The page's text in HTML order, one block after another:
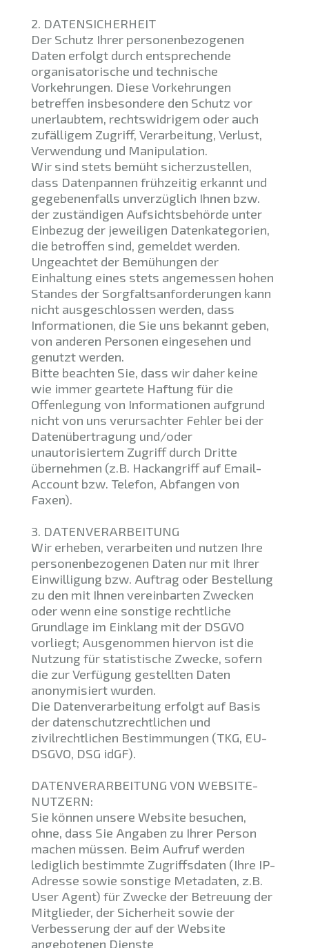
2. DATENSICHERHEIT
Der Schutz Ihrer personenbezogenen
Daten erfolgt durch entsprechende
organisatorische und technische
Vorkehrungen. Diese Vorkehrungen
betreffen insbesondere den Schutz vor
unerlaubtem, rechtswidrigem oder auch
zufälligem Zugriff, Verarbeitung, Verlust,
Verwendung und Manipulation.
Wir sind stets bemüht sicherzustellen,
dass Datenpannen frühzeitig erkannt und
gegebenenfalls unverzüglich Ihnen bzw.
der zuständigen Aufsichtsbehörde unter
Einbezug der jeweiligen Datenkategorien,
die betroffen sind, gemeldet werden.
Ungeachtet der Bemühungen der
Einhaltung eines stets angemessen hohen
Standes der Sorgfaltsanforderungen kann
nicht ausgeschlossen werden, dass
Informationen, die Sie uns bekannt geben,
von anderen Personen eingesehen und
genutzt werden.
Bitte beachten Sie, dass wir daher keine
wie immer geartete Haftung für die
Offenlegung von Informationen aufgrund
nicht von uns verursachter Fehler bei der
Datenübertragung und/oder
unautorisiertem Zugriff durch Dritte
übernehmen (z.B. Hackangriff auf Email-
Account bzw. Telefon, Abfangen von
Faxen).
3. DATENVERARBEITUNG
Wir erheben, verarbeiten und nutzen Ihre
personenbezogenen Daten nur mit Ihrer
Einwilligung bzw. Auftrag oder Bestellung
zu den mit Ihnen vereinbarten Zwecken
oder wenn eine sonstige rechtliche
Grundlage im Einklang mit der DSGVO
vorliegt; Ausgenommen hiervon ist die
Nutzung für statistische Zwecke, sofern
die zur Verfügung gestellten Daten
anonymisiert wurden.
Die Datenverarbeitung erfolgt auf Basis
der datenschutzrechtlichen und
zivilrechtlichen Bestimmungen (TKG, EU-
DSGVO, DSG idGF).
DATENVERARBEITUNG VON WEBSITE-
NUTZERN:
Sie können unsere Website besuchen,
ohne, dass Sie Angaben zu Ihrer Person
machen müssen. Beim Aufruf werden
lediglich bestimmte Zugriffsdaten (Ihre IP-
Adresse sowie sonstige Metadaten, z.B.
User Agent) für Zwecke der Betreuung der
Mitglieder, der Sicherheit sowie der
Verbesserung der auf der Website
angebotenen Dienste